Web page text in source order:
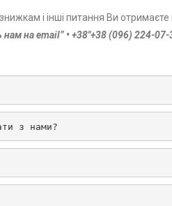
і інші питання Ви
нам на email” • +38″+38 (096) 224-07-
з нами?